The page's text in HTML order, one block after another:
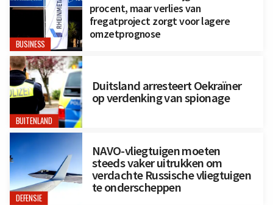
BUSINESS
procent, maar verlies van
fregatproject zorgt voor lagere
omzetprognose
BUITENLAND
Duitsland arresteert Oekraïner
op verdenking van spionage
DEFENSIE
NAVO-vliegtuigen moeten
steeds vaker uitrukken om
verdachte Russische vliegtuigen
te onderscheppen